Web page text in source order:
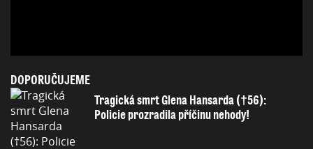
DOPORUČUJEME
Tragická smrt Glena Hansarda (†56):
Policie prozradila příčinu nehody!